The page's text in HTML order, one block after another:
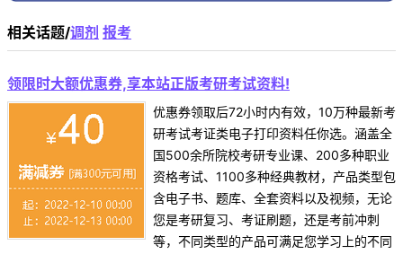
相关话题/调剂 报考
领限时大额优惠券,享本站正版考研考试资料!
优惠券领取后72小时内有效，10万种最新考
研考试考证类电子打印资料任你选。涵盖全
国500余所院校考研专业课、200多种职业
资格考试、1100多种经典教材，产品类型包
含电子书、题库、全套资料以及视频，无论
您是考研复习、考证刷题，还是考前冲刺
等，不同类型的产品可满足您学习上的不同